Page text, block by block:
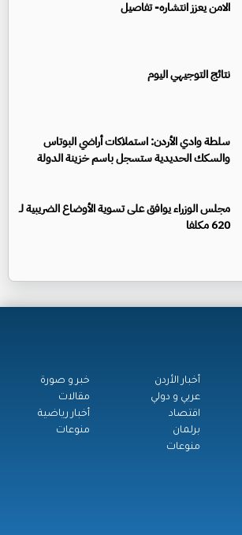
الامن يعزز انتشاره- تفاصيل
نتائج التوجيهي اليوم
سلطة وادي الأردن: استملاكات أراضي البوتاس
والسكك الحديدية ستسجل باسم خزينة الدولة
مجلس الوزراء يوافق على تسوية الأوضاع الضريبية لـ
620 مكلفا
أخبار الأردن
عربي و دولي
اقتصاد
برلمان
منوعات
خبر و صورة
مقالات
أخبار رياضية
منوعات